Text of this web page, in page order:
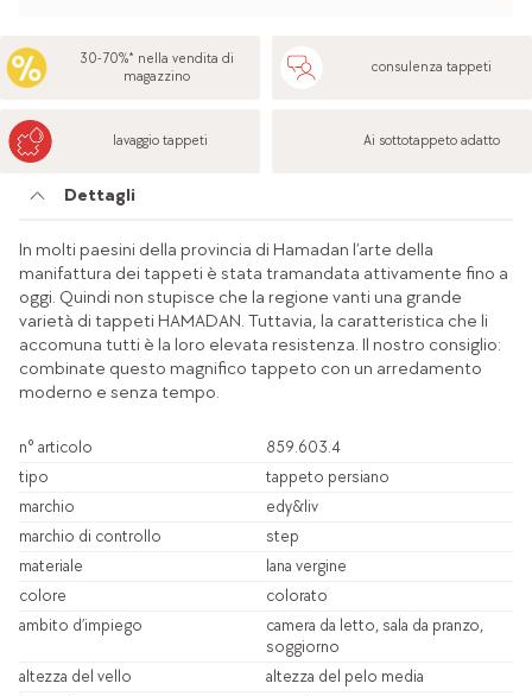
30-70%* nella vendita di
magazzino
consulenza tappeti
lavaggio tappeti Ai sottotappeto adatto
Dettagli
In molti paesini della provincia di Hamadan l’arte della
manifattura dei tappeti è stata tramandata attivamente fino a
oggi. Quindi non stupisce che la regione vanti una grande
varietà di tappeti HAMADAN. Tuttavia, la caratteristica che li
accomuna tutti è la loro elevata resistenza. Il nostro consiglio:
combinate questo magnifico tappeto con un arredamento
moderno e senza tempo.
n° articolo
859.603.4
tipo
tappeto persiano
marchio
edy&liv
marchio di controllo
step
materiale
lana vergine
colore
colorato
ambito d’impiego
camera da letto, sala da pranzo,
soggiorno
altezza del vello
altezza del pelo media